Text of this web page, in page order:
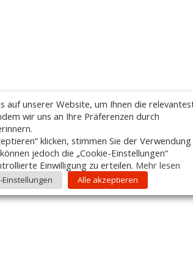
auf unserer Website, um Ihnen die
wir uns an Ihre Präferenzen durch
klicken, stimmen Sie der Verwendung
jedoch die „Cookie-Einstellungen“
Einwilligung zu erteilen. Mehr lesen
Einstellungen Alle akzeptieren